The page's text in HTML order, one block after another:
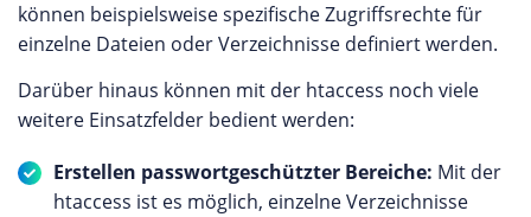
können beispielsweise spezifische Zugriffsrechte für
einzelne Dateien oder Verzeichnisse definiert werden.
Darüber hinaus können mit der htaccess noch viele
weitere Einsatzfelder bedient werden:
Erstellen passwortgeschützter Bereiche: Mit der
htaccess ist es möglich, einzelne Verzeichnisse